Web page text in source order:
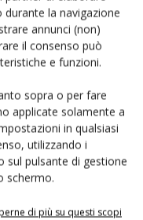
la navigazione
annunci (non)
il consenso può
e funzioni.
sopra o per fare
applicate solamente a
in qualsiasi
utilizzando i
sul pulsante di gestione
schermo.
di più su questi scopi
in Italia al 27 luglio
il bio: Canova e
cifra